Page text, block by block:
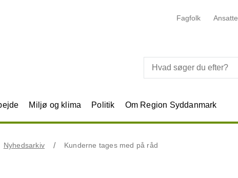
Fagfolk Ansatte
Miljø og klima Politik Om Region Syddanmark
Nyhedsarkiv Kunderne tages med på råd